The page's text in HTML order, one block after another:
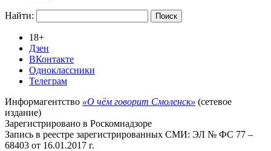
Найти:
18+
Дзен
ВКонтакте
Одноклассники
Телеграм
Информагентство «О чём говорит Смоленск» (сетевое
издание)
Зарегистрировано в Роскомнадзоре
Запись в реестре зарегистрированных СМИ: ЭЛ № ФС 77 –
68403 от 16.01.2017 г.